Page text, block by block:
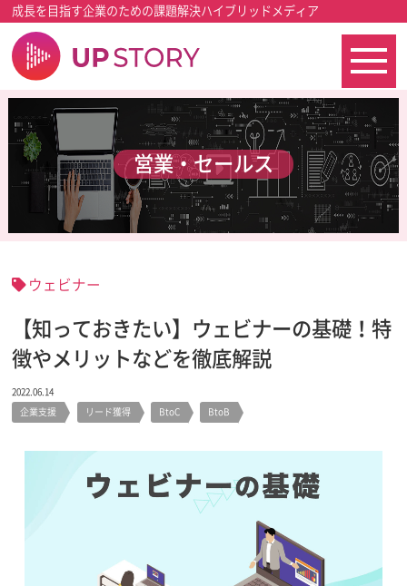
成長を目指す企業のための課題解決ハイブリッドメディア
営業・セールス
ウェビナー
【知っておきたい】ウェビナーの基礎！特
徴やメリットなどを徹底解説
2022.06.14
企業支援 リード獲得 BtoC BtoB